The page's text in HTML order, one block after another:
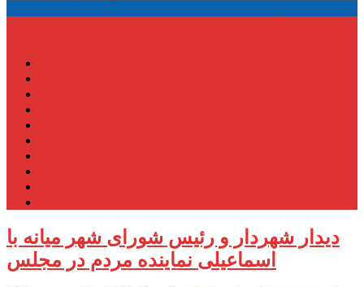
دیدار شهردار و رئیس شورای شهر میانه با
اسماعیلی نماینده مردم در مجلس